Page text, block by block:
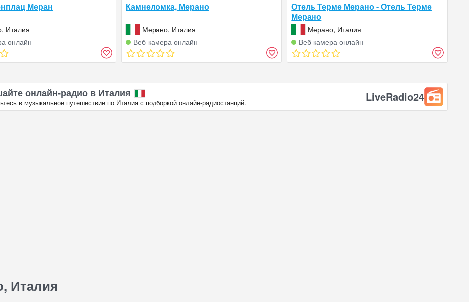
Меран
Италия
онлайн
Камнеломка, Мерано
Мерано, Италия
Веб‑камера онлайн
Отель Терме Мерано - Отель Терме
Мерано
Мерано, Италия
Веб‑камера онлайн
онлайн‑радио в Италия
в музыкальное путешествие по Италия с подборкой онлайн‑радиостанций. LiveRadio24
Италия